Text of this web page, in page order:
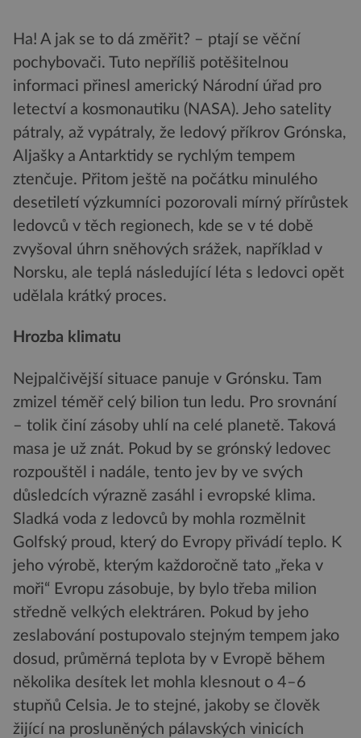
Ha! A jak se to dá změřit? – ptají se věční
pochybovači. Tuto nepříliš potěšitelnou
informaci přinesl americký Národní úřad pro
letectví a kosmonautiku (NASA). Jeho satelity
pátraly, až vypátraly, že ledový příkrov Grónska,
Aljašky a Antarktidy se rychlým tempem
ztenčuje. Přitom ještě na počátku minulého
desetiletí výzkumníci pozorovali mírný přírůstek
ledovců v těch regionech, kde se v té době
zvyšoval úhrn sněhových srážek, například v
Norsku, ale teplá následující léta s ledovci opět
udělala krátký proces.
Hrozba klimatu
Nejpalčivější situace panuje v Grónsku. Tam
zmizel téměř celý bilion tun ledu. Pro srovnání
– tolik činí zásoby uhlí na celé planetě. Taková
masa je už znát. Pokud by se grónský ledovec
rozpouštěl i nadále, tento jev by ve svých
důsledcích výrazně zasáhl i evropské klima.
Sladká voda z ledovců by mohla rozmělnit
Golfský proud, který do Evropy přivádí teplo. K
jeho výrobě, kterým každoročně tato „řeka v
moři“ Evropu zásobuje, by bylo třeba milion
středně velkých elektráren. Pokud by jeho
zeslabování postupovalo stejným tempem jako
dosud, průměrná teplota by v Evropě během
několika desítek let mohla klesnout o 4–6
stupňů Celsia. Je to stejné, jakoby se člověk
žijící na prosluněných pálavských vinicích